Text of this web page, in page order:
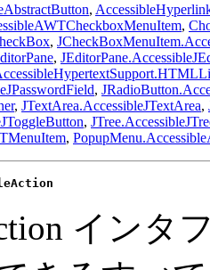
,
,
,
,
,
, JTextArea.AccessibleJTextArea,
,
,
インタ